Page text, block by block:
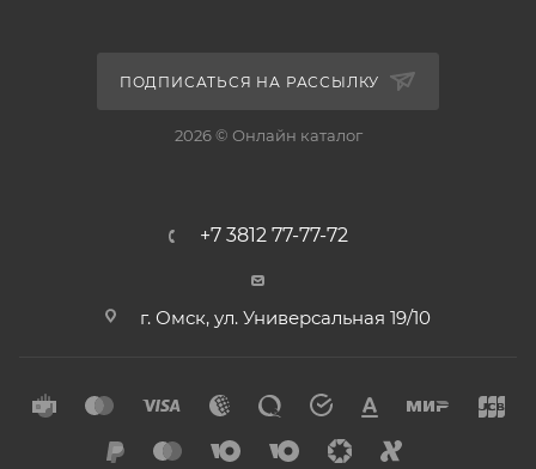
ПОДПИСАТЬСЯ НА РАССЫЛКУ
2026 © Онлайн каталог
+7 3812 77-77-72
г. Омск, ул. Универсальная 19/10